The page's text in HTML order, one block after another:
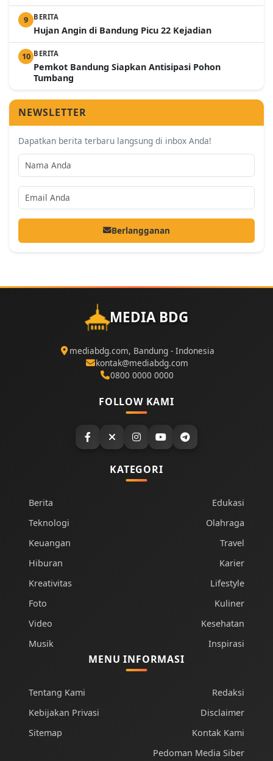
9 BERITA
Hujan Angin di Bandung Picu 22 Kejadian
10 BERITA
Pemkot Bandung Siapkan Antisipasi Pohon
Tumbang
NEWSLETTER
Dapatkan berita terbaru langsung di inbox Anda!
Berlangganan
MEDIA BDG
mediabdg.com, Bandung - Indonesia
kontak@mediabdg.com
0800 0000 0000
FOLLOW KAMI
KATEGORI
Berita
Teknologi
Keuangan
Hiburan
Kreativitas
Foto
Video
Musik
Edukasi
Olahraga
Travel
Karier
Lifestyle
Kuliner
Kesehatan
Inspirasi
MENU INFORMASI
Tentang Kami
Kebijakan Privasi
Sitemap
Redaksi
Disclaimer
Kontak Kami
Pedoman Media Siber